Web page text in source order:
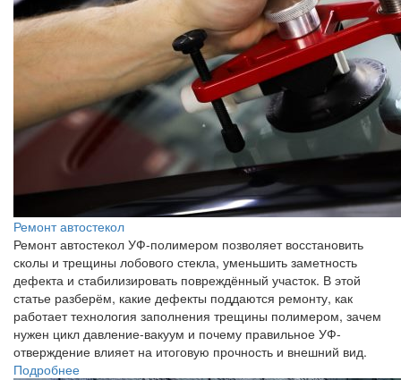
Ремонт автостекол
Ремонт автостекол УФ-полимером позволяет восстановить
сколы и трещины лобового стекла, уменьшить заметность
дефекта и стабилизировать повреждённый участок. В этой
статье разберём, какие дефекты поддаются ремонту, как
работает технология заполнения трещины полимером, зачем
нужен цикл давление-вакуум и почему правильное УФ-
отверждение влияет на итоговую прочность и внешний вид.
Подробнее